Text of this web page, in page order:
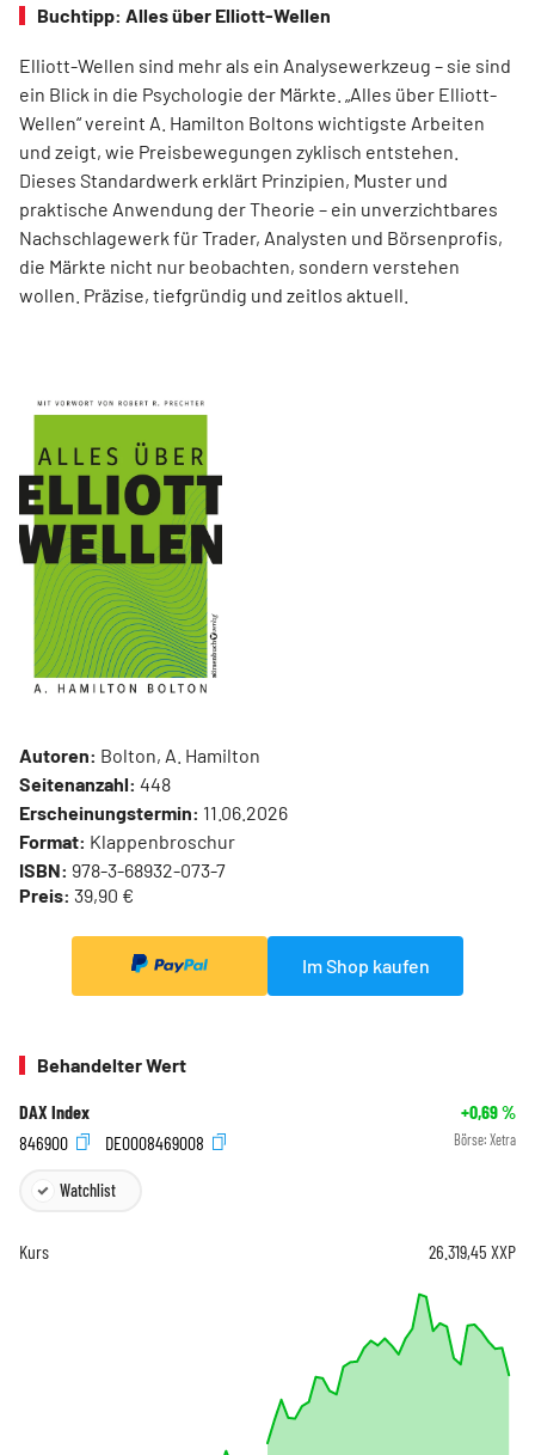
Buchtipp: Alles über Elliott-Wellen
Elliott-Wellen sind mehr als ein Analysewerkzeug – sie sind
ein Blick in die Psychologie der Märkte. „Alles über Elliott-
Wellen“ vereint A. Hamilton Boltons wichtigste Arbeiten
und zeigt, wie Preisbewegungen zyklisch entstehen.
Dieses Standardwerk erklärt Prinzipien, Muster und
praktische Anwendung der Theorie – ein unverzichtbares
Nachschlagewerk für Trader, Analysten und Börsenprofis,
die Märkte nicht nur beobachten, sondern verstehen
wollen. Präzise, tiefgründig und zeitlos aktuell.
Autoren: Bolton, A. Hamilton
Seitenanzahl: 448
Erscheinungstermin: 11.06.2026
Format: Klappenbroschur
ISBN: 978-3-68932-073-7
Preis: 39,90 €
Im Shop kaufen
Behandelter Wert
DAX Index +0,69%
846900
DE0008469008 Börse: Xetra
Watchlist
Kurs 26.319,45 XXP